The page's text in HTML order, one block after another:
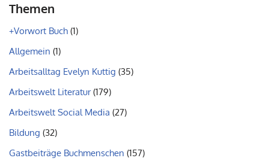
Themen
+Vorwort Buch (1)
Allgemein (1)
Arbeitsalltag Evelyn Kuttig (35)
Arbeitswelt Literatur(179)
Arbeitswelt Social Media (27)
Bildung (32)
Gastbeiträge Buchmenschen (157)